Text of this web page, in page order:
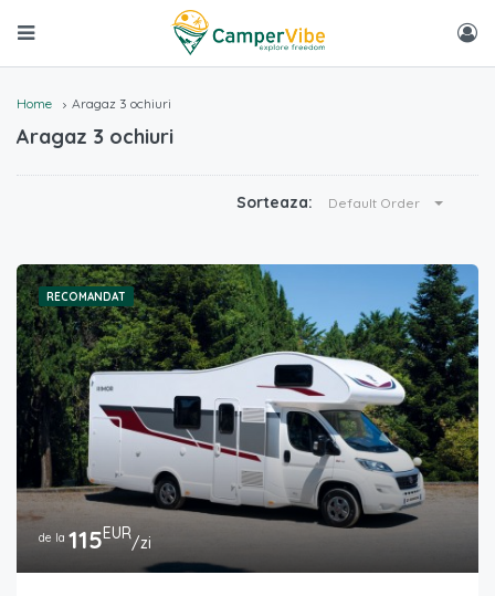
Home Aragaz 3 ochiuri
Aragaz 3 ochiuri
Sorteaza: Default Order
RECOMANDAT
de la 115EUR/zi